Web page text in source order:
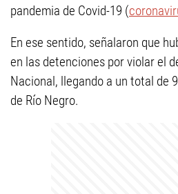
pandemia de Covid-19 (
En ese sentido, señalaron que
en las detenciones por violar el
Nacional, llegando a un total de
de Río Negro.